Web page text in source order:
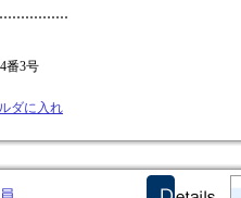
番3号
ダに入れ